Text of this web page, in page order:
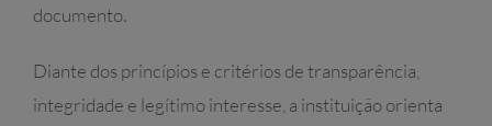
documento.
Diante dos princípios e critérios de transparência,
integridade e legítimo interesse, a instituição orienta